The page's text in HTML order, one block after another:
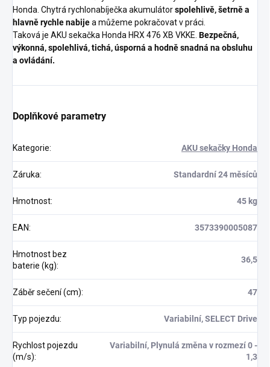
Honda. Chytrá rychlonabíječka akumulátorspolehlivě, šetrně a
hlavně rychle nabijea můžeme pokračovat v práci.
Taková je AKU sekačka Honda HRX 476 XB VKKE. Bezpečná,
výkonná, spolehlivá, tichá, úsporná a hodně snadná na obsluhu
a ovládání.
Doplňkové parametry
Kategorie: AKU sekačky Honda
Záruka: Standardní 24 měsíců
Hmotnost: 45 kg
EAN: 3573390005087
Hmotnost bez
baterie (kg):
36,5
Záběr sečení (cm): 47
Typ pojezdu: Variabilní, SELECT Drive
Rychlost pojezdu
(m/s):
Variabilní, Plynulá změna v rozmezí 0 -
1,3